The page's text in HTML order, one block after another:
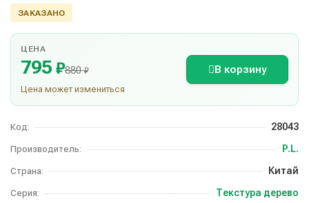
ЗАКАЗАНО
ЦЕНА
795 ₽880₽
Цена может измениться
В корзину
Код: 28043
Производитель: P.L.
Страна: Китай
Серия: Текстура дерево